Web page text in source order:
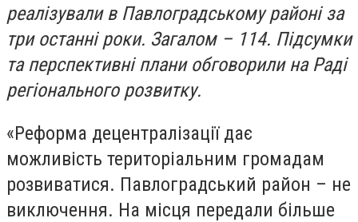
реалізували в Павлоградському районі за
три останні роки. Загалом – 114. Підсумки
та перспективні плани обговорили на Раді
регіонального розвитку.
«Реформа децентралізації дає
можливість територіальним громадам
розвиватися. Павлоградський район – не
виключення. На місця передали більше